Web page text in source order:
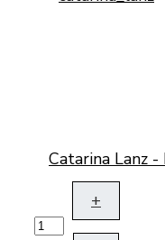
Catarina Lanz -
+